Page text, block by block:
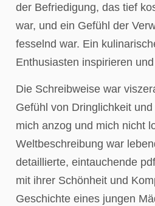
der Befriedigung, das tief
war, und ein Gefühl der
fesselnd war. Ein
Enthusiasten inspirieren
Die Schreibweise war
Gefühl von Dringlichkeit
mich anzog und mich nicht
Weltbeschreibung war
detaillierte, eintauchende
mit ihrer Schönheit und
Geschichte eines jungen